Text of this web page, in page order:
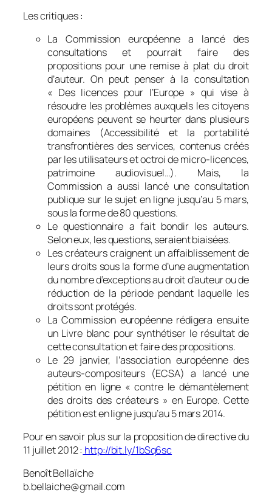
Les critiques :
La Commission européenne a lancé des
consultations et pourrait faire des
propositions pour une remise à plat du droit
d’auteur. On peut penser à la consultation
« Des licences pour l’Europe » qui vise à
résoudre les problèmes auxquels les citoyens
européens peuvent se heurter dans plusieurs
domaines (Accessibilité et la portabilité
transfrontières des services, contenus créés
par les utilisateurs et octroi de micro-licences,
patrimoine audiovisuel…). Mais, la
Commission a aussi lancé une consultation
publique sur le sujet en ligne jusqu’au 5 mars,
sous la forme de 80 questions.
Le questionnaire a fait bondir les auteurs.
Selon eux, les questions, seraient biaisées.
Les créateurs craignent un affaiblissement de
leurs droits sous la forme d’une augmentation
du nombre d’exceptions au droit d’auteur ou de
réduction de la période pendant laquelle les
droits sont protégés.
La Commission européenne rédigera ensuite
un Livre blanc pour synthétiser le résultat de
cette consultation et faire des propositions.
Le 29 janvier, l’association européenne des
auteurs-compositeurs (ECSA) a lancé une
pétition en ligne «contre le démantèlement
des droits des créateurs » en Europe. Cette
pétition est en ligne jusqu’au 5 mars 2014.
Pour en savoir plus sur la proposition de directive du
11 juillet 2012 : http://bit.ly/1bSq6sc
Benoît Bellaïche
b.bellaiche@gmail.com